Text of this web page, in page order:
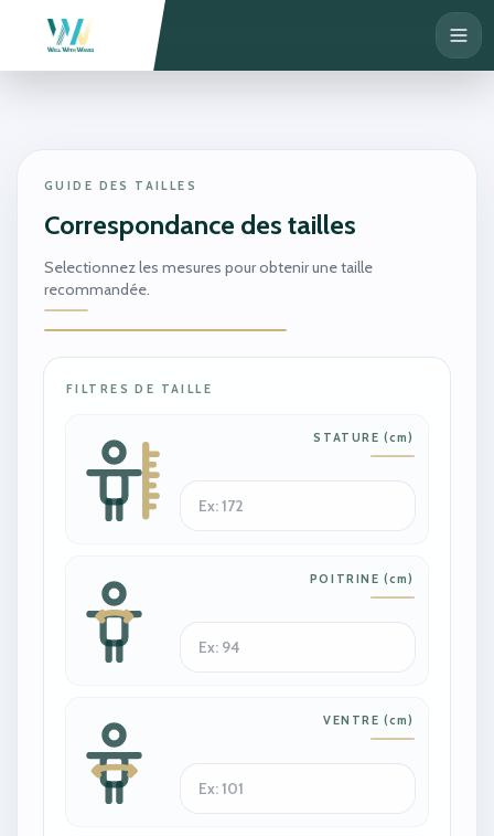
GUIDE DES TAILLES
Correspondance des tailles
Selectionnez les mesures pour obtenir une taille
recommandée.
FILTRES DE TAILLE
STATURE (cm)
POITRINE (cm)
VENTRE (cm)